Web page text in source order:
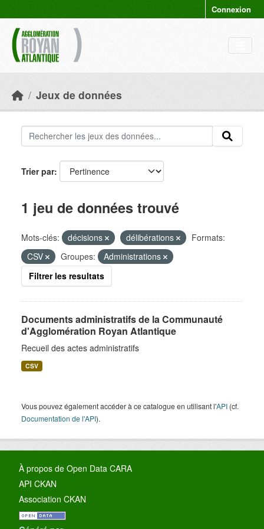
Connexion
Jeux de données
Trier par
1 jeu de données trouvé
Mots-clés: décisions délibérations
Formats:
CSV
Groupes:
Administrations
Filtrer les resultats
Documents administratifs de la Communauté
d'Agglomération Royan Atlantique
Recueil des actes administratifs
CSV
Vous pouvez également accéder à ce catalogue en utilisant l'API (cf.
Documentation de l'API).
À propos de Open Data CARA
API CKAN
Association CKAN